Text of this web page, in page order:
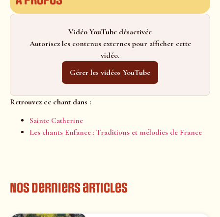
Vidéo YouTube désactivée
Autorisez les contenus externes pour afficher cette
vidéo.
Gérer les vidéos YouTube
Retrouvez ce chant dans :
Sainte Catherine
Les chants Enfance : Traditions et mélodies de France
Nos derniers articles